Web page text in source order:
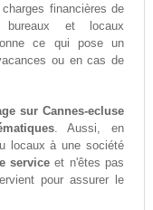
financières de
bureaux et locaux
ce qui pose un
ou en cas de
sur Cannes-ecluse
. Aussi, en
locaux à une société
service et n'êtes pas
pour assurer le